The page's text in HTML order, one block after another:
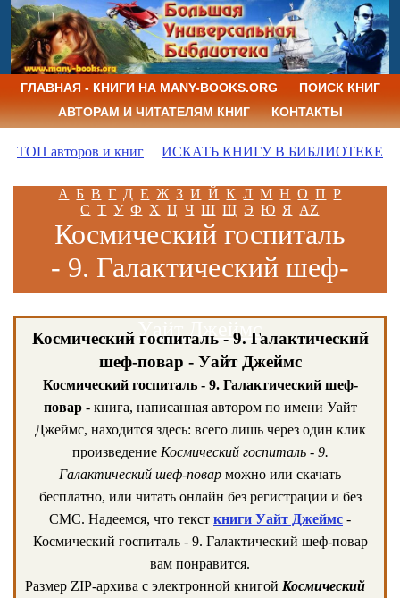
ГЛАВНАЯ - КНИГИ НА MANY-BOOKS.ORG
ПОИСК КНИГ
АВТОРАМ И ЧИТАТЕЛЯМ КНИГ
КОНТАКТЫ
ТОП авторов и книг ИСКАТЬ КНИГУ В БИБЛИОТЕКЕ
А Б В Г Д Е Ж З И Й К Л М Н О П Р
С Т У Ф Х Ц Ч Ш Щ Э Ю Я AZ
Космический госпиталь
- 9. Галактический шеф-
повар
Уайт Джеймс
Космический госпиталь - 9. Галактический
шеф-повар - Уайт Джеймс
Космический госпиталь - 9. Галактический шеф-
повар- книга, написанная автором по имени Уайт
Джеймс, находится здесь: всего лишь через один клик
произведение Космический госпиталь - 9.
Галактический шеф-повар можно или скачать
бесплатно, или читать онлайн без регистрации и без
СМС. Надеемся, что текст книги Уайт Джеймс -
Космический госпиталь - 9. Галактический шеф-повар
вам понравится.
Размер ZIP-архива c электронной книгой Космический